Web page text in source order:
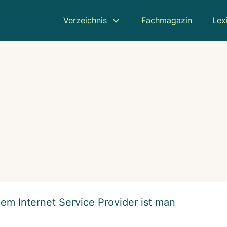
Verzeichnis Fachmagazin
Internet Service Provider ist man